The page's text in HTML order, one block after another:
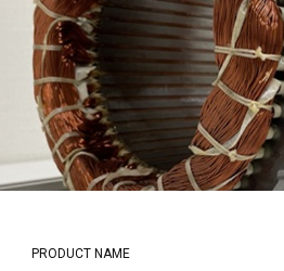
PRODUCT NAME